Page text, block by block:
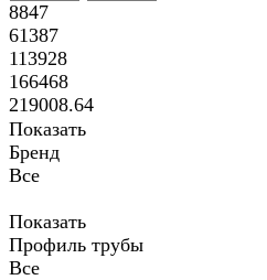
8847
61387
113928
166468
219008.64
Показать
Бренд
Все
Показать
Профиль трубы
Все